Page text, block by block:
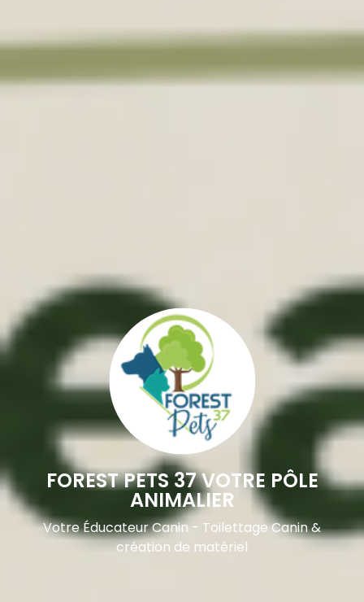
FOREST PETS 37 VOTRE PÔLE
ANIMALIER
Votre Éducateur Canin - Toilettage Canin &
création de matériel